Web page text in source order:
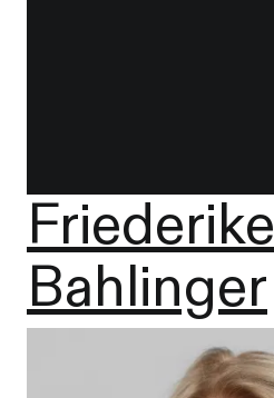
Friederike
Bahlinger